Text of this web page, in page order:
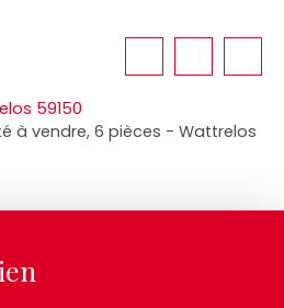
59150
à vendre, 6 pièces - Wattrelos